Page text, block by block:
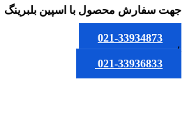
جهت سفارش محصول با اسپین بلبرینگ
021-33934873
یا
021-33936833